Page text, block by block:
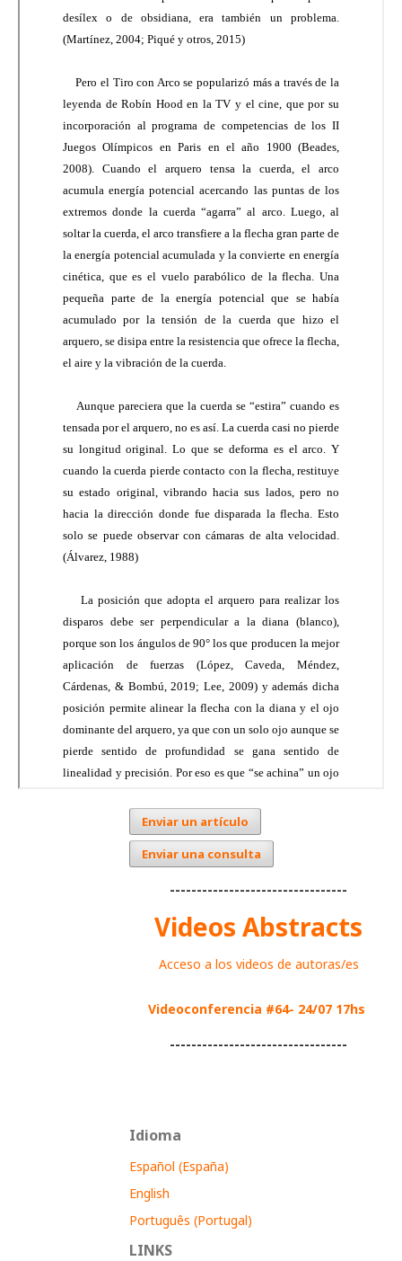
Enviar un artículo
Enviar una consulta
---------------------------------
Videos Abstracts
Acceso a los videos de autoras/es
Videoconferencia #64- 24/07 17hs
---------------------------------
Idioma
Español (España)
English
Português (Portugal)
LINKS